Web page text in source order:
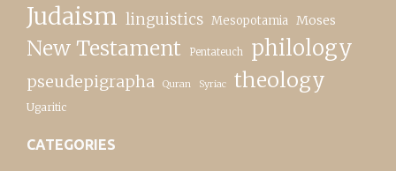
Judaism linguistics Mesopotamia Moses
New Testament Pentateuch philology
pseudepigrapha Quran Syriac theology
Ugaritic
CATEGORIES